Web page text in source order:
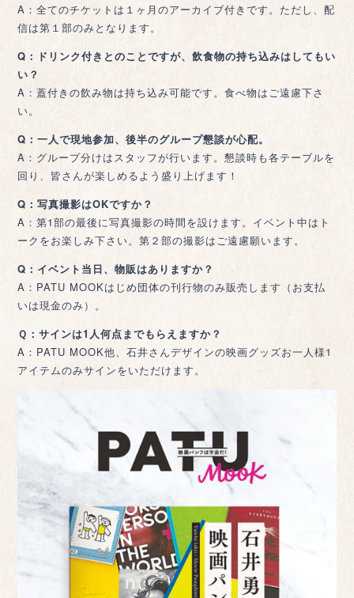
A：全てのチケットは１ヶ月のアーカイブ付きです。ただし、配
信は第１部のみとなります。
Q：ドリンク付きとのことですが、飲食物の持ち込みはしてもい
い？
A：蓋付きの飲み物は持ち込み可能です。食べ物はご遠慮下さ
い。
Q：一人で現地参加、後半のグループ懇談が心配。
A：グループ分けはスタッフが行います。懇談時も各テーブルを
回り、皆さんが楽しめるよう盛り上げます！
Q：写真撮影はOKですか？
A：第1部の最後に写真撮影の時間を設けます。イベント中はト
ークをお楽しみ下さい。第２部の撮影はご遠慮願います。
Q：イベント当日、物販はありますか？
A：PATU MOOKはじめ団体の刊行物のみ販売します（お支払
いは現金のみ）。
Ｑ：サインは1人何点までもらえますか？
A：PATU MOOK他、石井さんデザインの映画グッズお一人様1
アイテムのみサインをいただけます。